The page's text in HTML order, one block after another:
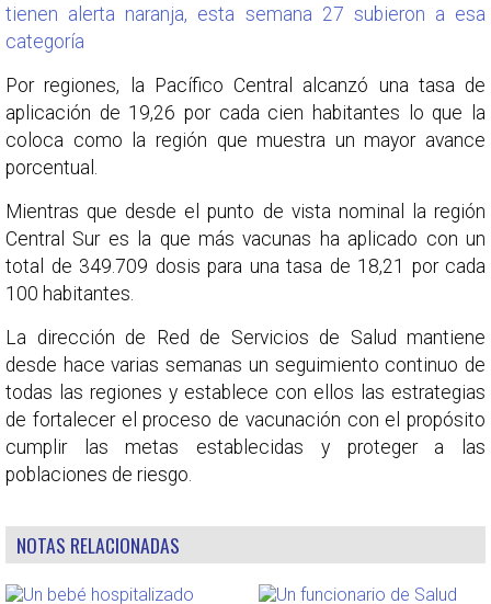
tienen alerta naranja, esta semana 27 subieron a esa
categoría
Por regiones, la Pacífico Central alcanzó una tasa de
aplicación de 19,26 por cada cien habitantes lo que la
coloca como la región que muestra un mayor avance
porcentual.
Mientras que desde el punto de vista nominal la región
Central Sur es la que más vacunas ha aplicado con un
total de 349.709 dosis para una tasa de 18,21 por cada
100 habitantes.
La dirección de Red de Servicios de Salud mantiene
desde hace varias semanas un seguimiento continuo de
todas las regiones y establece con ellos las estrategias
de fortalecer el proceso de vacunación con el propósito
cumplir las metas establecidas y proteger a las
poblaciones de riesgo.
NOTAS RELACIONADAS